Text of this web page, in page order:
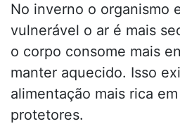
No inverno o organismo
vulnerável o ar é mais
o corpo consome mais
manter aquecido. Isso
alimentação mais rica
protetores.